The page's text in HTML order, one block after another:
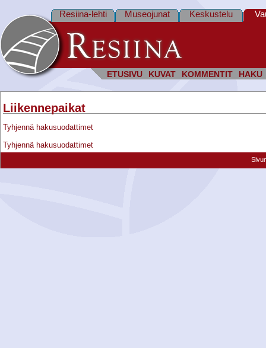
ETUSIVU KUVAT KOMMENTIT HAKU
Resiina-lehti Museojunat Keskustelu
Liikennepaikat
Tyhjennä hakusuodattimet
Tyhjennä hakusuodattimet